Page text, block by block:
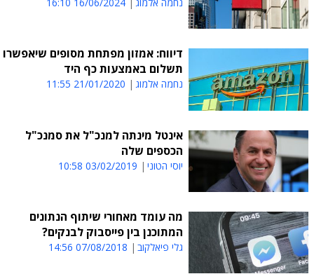
דיווח: אמזון מפתחת מסופים שיאפשרו
תשלום באמצעות כף היד
נחמה אלמוג 21/01/2020 11:55
אינטל מינתה למנכ"ל את סמנכ"ל
הכספים שלה
יוסי הטוני 03/02/2019 10:58
מה עומד מאחורי שיתוף הנתונים
המתוכנן בין פייסבוק לבנקים?
גלי פיאלקוב 07/08/2018 14:56